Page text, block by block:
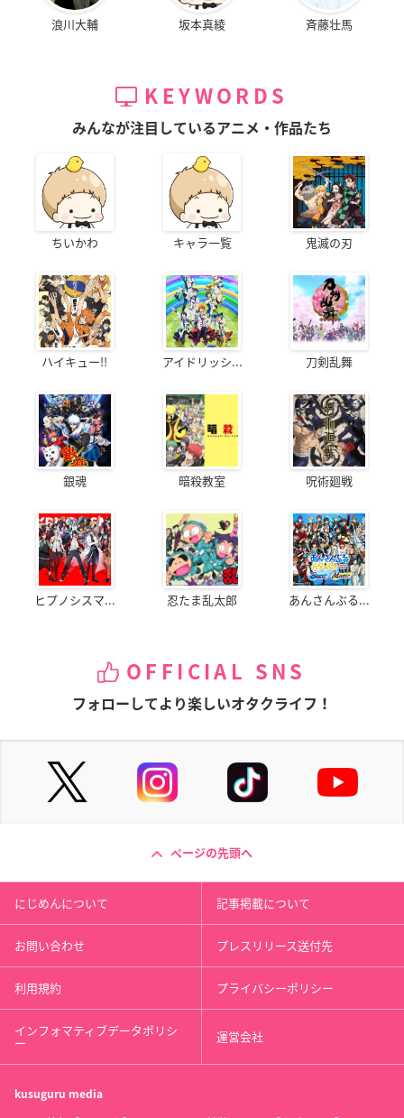
浪川大輔 坂本真綾 斉藤壮馬
KEYWORDS
みんなが注目しているアニメ・作品たち
ちいかわ キャラ一覧 鬼滅の刃
ハイキュー!! アイドリッシ... 刀剣乱舞
銀魂 暗殺教室 呪術廻戦
ヒプノシスマ... 忍たま乱太郎 あんさんぶる...
OFFICIAL SNS
フォローしてより楽しいオタクライフ！
ページの先頭へ
にじめんについて 記事掲載について
お問い合わせ プレスリリース送付先
利用規約 プライバシーポリシー
インフォマティブデータポリシ
ー 運営会社
kusuguru media